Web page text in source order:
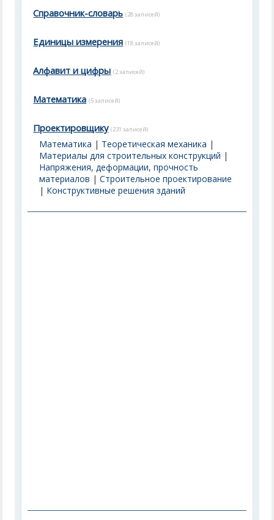
Справочник-словарь (28 записей)
Единицы измерения (18 записей)
Алфавит и цифры (2 записей)
Математика (5 записей)
Проектировщику (231 записей)
Математика | Теоретическая механика |
Материалы для строительных конструкций |
Напряжения, деформации, прочность
материалов |Строительное проектирование
| Конструктивные решения зданий